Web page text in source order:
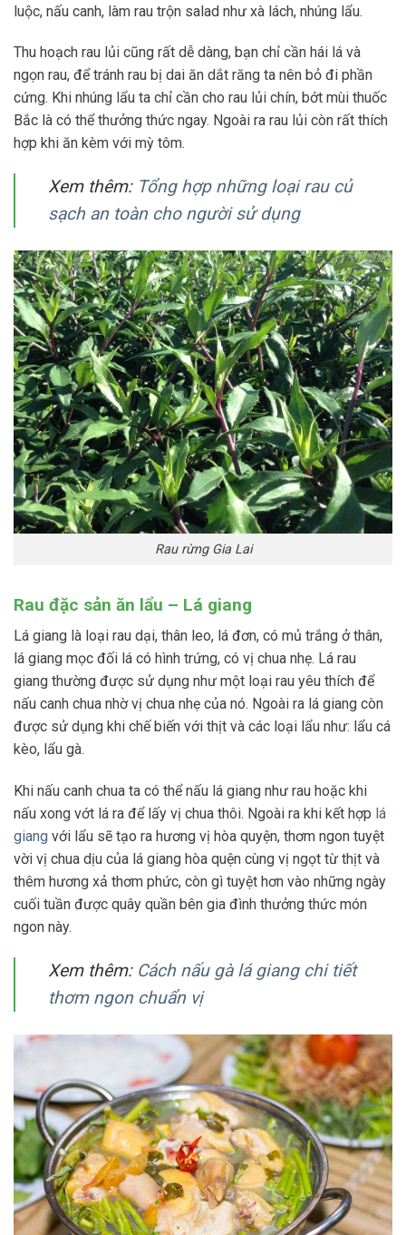
luộc, nấu canh, làm rau trộn salad như xà lách, nhúng lẩu.
Thu hoạch rau lủi cũng rất dễ dàng, bạn chỉ cần hái lá và
ngọn rau, để tránh rau bị dai ăn dắt răng ta nên bỏ đi phần
cứng. Khi nhúng lẩu ta chỉ cần cho rau lủi chín, bớt mùi thuốc
Bắc là có thể thưởng thức ngay. Ngoài ra rau lủi còn rất thích
hợp khi ăn kèm với mỳ tôm.
Xem thêm: Tổng hợp những loại rau củ
sạch an toàn cho người sử dụng
Rau rừng Gia Lai
Rau đặc sản ăn lẩu – Lá giang
Lá giang là loại rau dại, thân leo, lá đơn, có mủ trắng ở thân,
lá giang mọc đối lá có hình trứng, có vị chua nhẹ. Lá rau
giang thường được sử dụng như một loại rau yêu thích để
nấu canh chua nhờ vị chua nhẹ của nó. Ngoài ra lá giang còn
được sử dụng khi chế biến với thịt và các loại lẩu như: lẩu cá
kèo, lẩu gà.
Khi nấu canh chua ta có thể nấu lá giang như rau hoặc khi
nấu xong vớt lá ra để lấy vị chua thôi. Ngoài ra khi kết hợp lá
giang với lẩu sẽ tạo ra hương vị hòa quyện, thơm ngon tuyệt
vời vị chua dịu của lá giang hòa quện cùng vị ngọt từ thịt và
thêm hương xả thơm phức, còn gì tuyệt hơn vào những ngày
cuối tuần được quây quần bên gia đình thưởng thức món
ngon này.
Xem thêm: Cách nấu gà lá giang chi tiết
thơm ngon chuẩn vị